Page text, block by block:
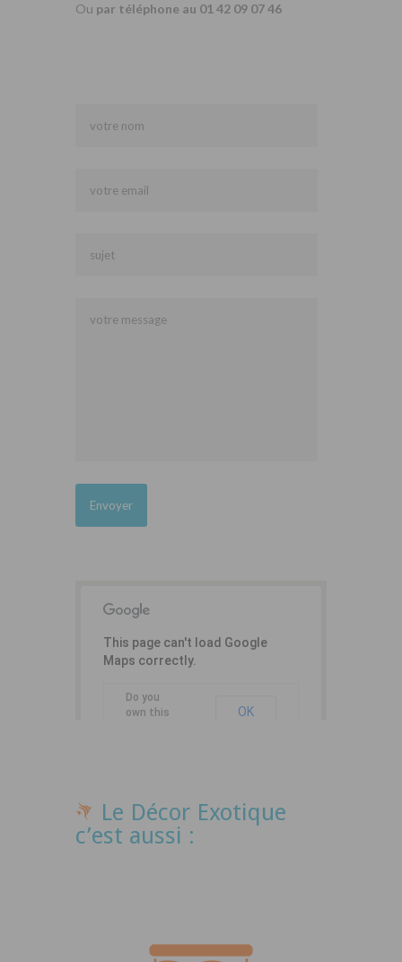
Ou par téléphone au 01 42 09 07 46
This page can't load Google
Maps correctly.
Do you
own this
OK
Le Décor Exotique
c’est aussi :